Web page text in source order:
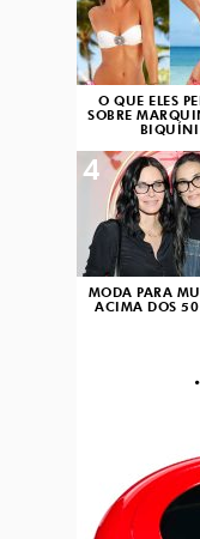
O QUE ELES
SOBRE
BIQUÍNI
MODA PARA
ACIMA DOS
4